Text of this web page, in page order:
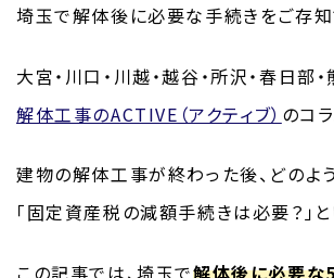
埼玉で解体後に必要な手続きをご存知
大宮・川口・川越・越谷・所沢・春日部
解体工事のACTIVE（アクティブ） のコ
建物の解体工事が終わった後、どのよ
「固定資産税の減額手続きは必要？」